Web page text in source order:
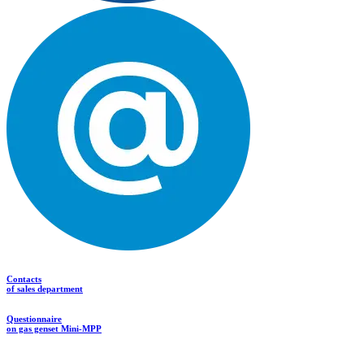
Contacts
of sales department
Questionnaire
on gas genset Mini-MPP